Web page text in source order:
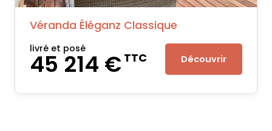
Véranda Éléganz Classique
livré et posé
45 214 €TTC Découvrir